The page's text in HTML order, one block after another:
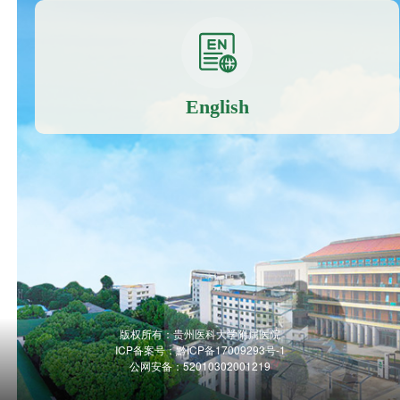
English
版权所有：贵州医科大学附属医院
ICP备案号：黔ICP备17009293号-1
公网安备：52010302001219